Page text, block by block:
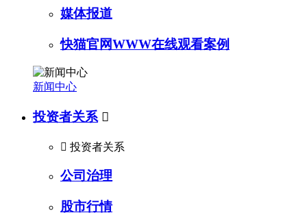
媒体报道
快猫官网WWW在线观看案例
新闻中心
投资者关系 
 投资者关系
公司治理
股市行情